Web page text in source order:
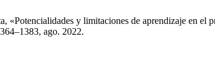
y limitaciones de aprendizaje en
ago. 2022.